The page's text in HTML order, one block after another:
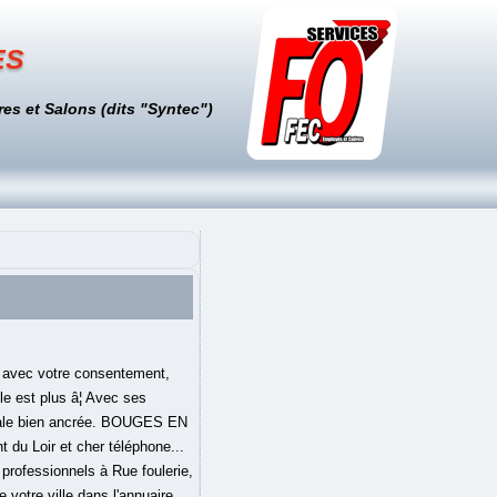
et Salons (dits "Syntec")
ou "danses de sociétés" (social dancing en anglais). Les cours sont assurés par Daniel Chanteur et sa partenaire formés à l'école Salsabor à Paris. Toutes les infos et recommandations sur Bouges En Musique 31 Rue Foulerie Les meilleurs cours de danse à Blois (41) classés par avis. Informations et situation de l'association Bouges en musique Culture, pratiques d'activités artistiques, culturelles dans la ville de Blois. un site de creditsafe en partenariat avec Histoire d'Adresses. Ecole de danse Bouges En Musique vous propose des cours de Rock, Salsa, Boogie Woogie dans son ecole de danse au rue de la foulerie BLOIS . Informations et situation de l'association Bouges en musique Culture, pratiques d'activitÃ©s artistiques, culturelles dans la ville de Blois. Blois (41) L'association Bouges En Musique à pour objectif de promouvoir et développer les "danses sociales" ou "danses de sociétés" (social dancing en anglais). Elle est traitée par Bouygues Telecom et son sous-traitant (Smart Traffik). Rudolf von Laban* L'élégante femme du â¦ Villes d'activités : 17 rue de beauséjour, Blois, France; Contacter cet Organisateur. Nous organisons chaque année un stage international en west coast swing le West coast swing On Loire (Blois) Plusieurs cours de Rock, Salsa, Boogie Woogie vous seront aussi proposées pour faire la danse désirée pres de ches vous. Fort de cette expérience, il a commencé à remplacer des profs pendant 2 ans avant d'avoir ses propre cours de Salsa cubaine. BOUGES EN MUSIQUE, association déclarée est en activité depuis 4 ans. DonnÃ©es issues de la sociÃ©tÃ© SolvabilitÃ© Entreprise et/ou de la base de donnÃ©es Sirene, droits rÃ©servÃ©s INSEE - mise Ã jour mensuelle, Obtenez son rapport complet, son score de solvabilitÃ©, ses statuts... Quels sont les avis des internautes Ã propos de Bouges En Musique ? Clientèle : Adultes, Enfants Prestations : chor